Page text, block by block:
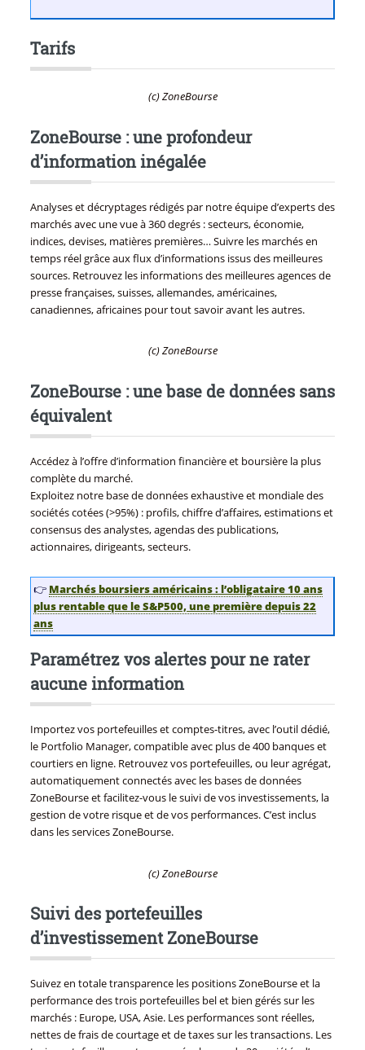
Tarifs
(c) ZoneBourse
ZoneBourse : une profondeur
d’information inégalée
Analyses et décryptages rédigés par notre équipe d’experts des
marchés avec une vue à 360 degrés : secteurs, économie,
indices, devises, matières premières… Suivre les marchés en
temps réel grâce aux flux d’informations issus des meilleures
sources. Retrouvez les informations des meilleures agences de
presse françaises, suisses, allemandes, américaines,
canadiennes, africaines pour tout savoir avant les autres.
(c) ZoneBourse
ZoneBourse : une base de données sans
équivalent
Accédez à l’offre d’information financière et boursière la plus
complète du marché.
Exploitez notre base de données exhaustive et mondiale des
sociétés cotées (>95%) : profils, chiffre d’affaires, estimations et
consensus des analystes, agendas des publications,
actionnaires, dirigeants, secteurs.
👉 Marchés boursiers américains : l’obligataire 10 ans
plus rentable que le S&P500, une première depuis 22
ans
Paramétrez vos alertes pour ne rater
aucune information
Importez vos portefeuilles et comptes-titres, avec l’outil dédié,
le Portfolio Manager, compatible avec plus de 400 banques et
courtiers en ligne. Retrouvez vos portefeuilles, ou leur agrégat,
automatiquement connectés avec les bases de données
ZoneBourse et facilitez-vous le suivi de vos investissements, la
gestion de votre risque et de vos performances. C’est inclus
dans les services ZoneBourse.
(c) ZoneBourse
Suivi des portefeuilles
d’investissement ZoneBourse
Suivez en totale transparence les positions ZoneBourse et la
performance des trois portefeuilles bel et bien gérés sur les
marchés : Europe, USA, Asie. Les performances sont réelles,
nettes de frais de courtage et de taxes sur les transactions. Les